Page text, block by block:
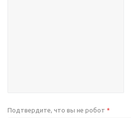
Подтвердите, что вы не робот *